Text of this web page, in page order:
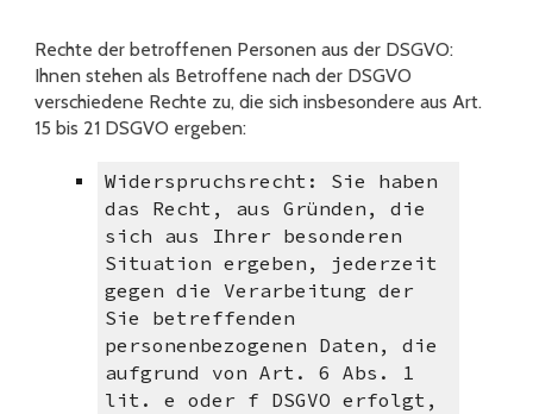
Rechte der betroffenen Personen aus der DSGVO:
Ihnen stehen als Betroffene nach der DSGVO
verschiedene Rechte zu, die sich insbesondere aus Art.
15 bis 21 DSGVO ergeben:
Widerspruchsrecht: Sie haben
das Recht, aus Gründen, die
sich aus Ihrer besonderen
Situation ergeben, jederzeit
gegen die Verarbeitung der
Sie betreffenden
personenbezogenen Daten, die
aufgrund von Art. 6 Abs. 1
lit. e oder f DSGVO erfolgt,